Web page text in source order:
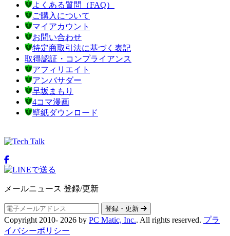
よくある質問（FAQ）
ご購入について
マイアカウント
お問い合わせ
特定商取引法に基づく表記
取得認証・コンプライアンス
アフィリエイト
アンバサダー
早坂まもり
4コマ漫画
壁紙ダウンロード
メールニュース 登録/更新
登録・更新
Copyright 2010- 2026 by PC Matic, Inc.. All rights reserved. プラ
イバシーポリシー